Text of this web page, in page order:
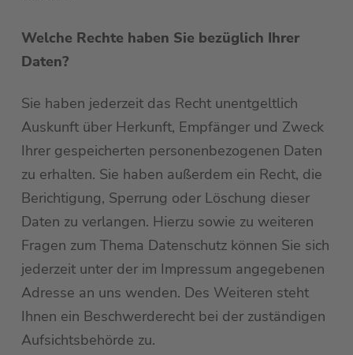
Welche Rechte haben Sie bezüglich Ihrer
Daten?
Sie haben jederzeit das Recht unentgeltlich
Auskunft über Herkunft, Empfänger und Zweck
Ihrer gespeicherten personenbezogenen Daten
zu erhalten. Sie haben außerdem ein Recht, die
Berichtigung, Sperrung oder Löschung dieser
Daten zu verlangen. Hierzu sowie zu weiteren
Fragen zum Thema Datenschutz können Sie sich
jederzeit unter der im Impressum angegebenen
Adresse an uns wenden. Des Weiteren steht
Ihnen ein Beschwerderecht bei der zuständigen
Aufsichtsbehörde zu.